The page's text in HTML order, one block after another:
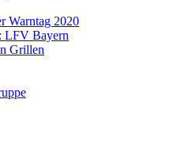
Warntag 2020
LFV Bayern
Grillen